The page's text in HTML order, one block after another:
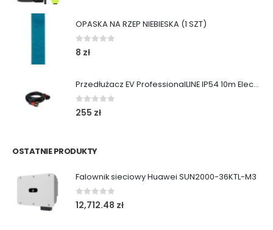
OPASKA NA RZEP NIEBIESKA (1 SZT)
0 out of 5
8 zł
Przedłużacz EV ProfessionalLINE IP54 10m ElectricMobility
0out of 5
255 zł
OSTATNIE PRODUKTY
Falownik sieciowy Huawei SUN2000-36KTL-M3
0out of 5
12,712.48 zł